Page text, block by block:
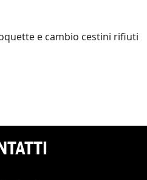
e cambio cestini rifiuti